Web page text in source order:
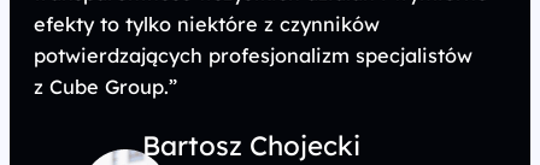
efekty to tylko niektóre z czynników
potwierdzających profesjonalizm specjalistów
z Cube Group.”
Bartosz Chojecki